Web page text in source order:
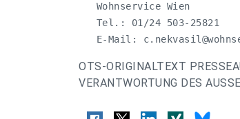
   Wohnservice Wien
   Tel.: 01/24 503-25821
   E-Mail:
OTS-ORIGINALTEXT
VERANTWORTUNG DES